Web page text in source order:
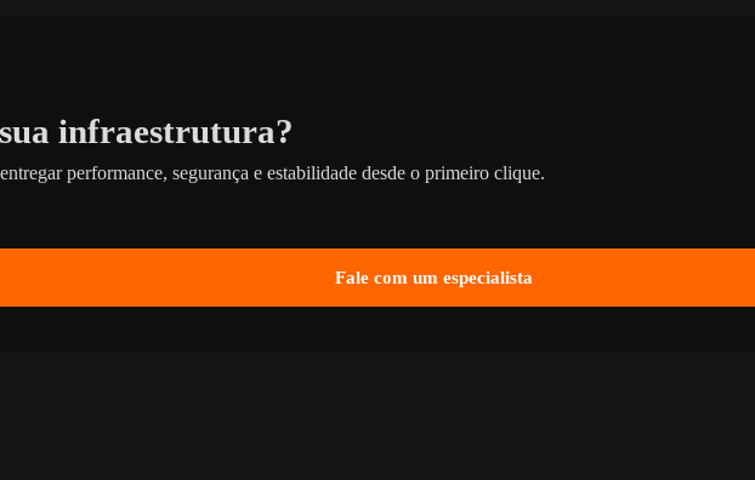
infraestrutura?
performance, segurança e estabilidade desde o primeiro clique.
Fale com um especialista